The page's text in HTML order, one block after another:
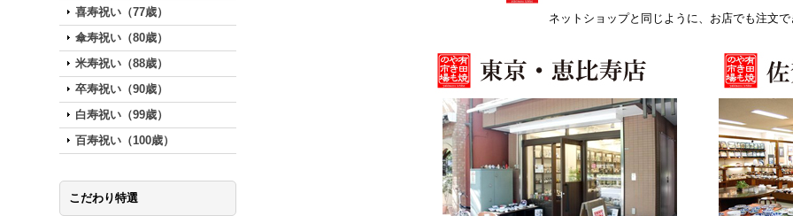
喜寿祝い（77歳）
傘寿祝い（80歳）
米寿祝い（88歳）
卒寿祝い（90歳）
白寿祝い（99歳）
百寿祝い（100歳）
こだわり特選
ネットショップと同じように、お店でも注文